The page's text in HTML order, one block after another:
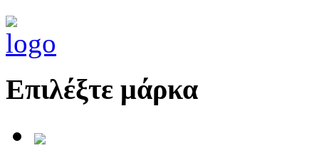
Επιλέξτε μάρκα